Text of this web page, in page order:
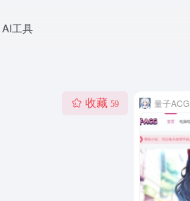
AI工具
收藏 59 量子ACG